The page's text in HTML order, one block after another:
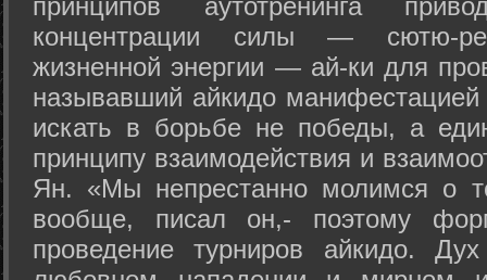
принципов аутотренинга
концентрации силы — сютю-
жизненной энергии — ай-ки для
называвший айкидо
искать в борьбе не победы, а
принципу взаимодействия и
Ян. «Мы непрестанно молимся о
вообще, писал он,- поэтому
проведение турниров айкидо.